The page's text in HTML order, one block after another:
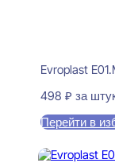
Evroplast
498 ₽ за
Перейти в